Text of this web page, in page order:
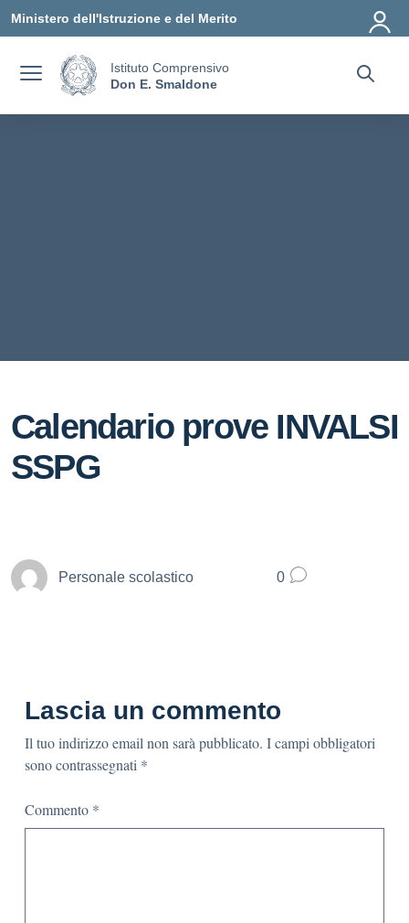
Ministero dell'Istruzione e del Merito
Istituto Comprensivo
Don E. Smaldone
Calendario prove INVALSI
SSPG
Personale scolastico 0
Lascia un commento
Il tuo indirizzo email non sarà pubblicato. I campi obbligatori
sono contrassegnati *
Commento *